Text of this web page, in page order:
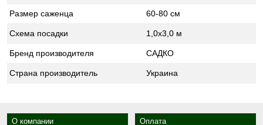
Размер саженца 60-80 см
Схема посадки 1,0х3,0 м
Бренд производителя САДКО
Страна производитель Украина
О компании Оплата